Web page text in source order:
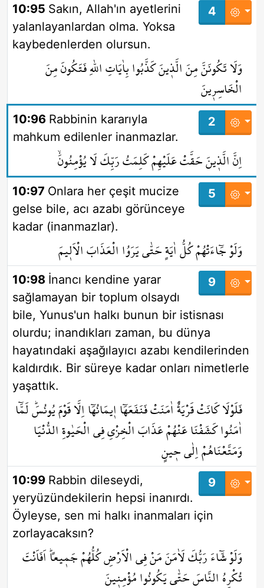
4
10:95 Sakın, Allah'ın ayetlerini
yalanlayanlardan olma. Yoksa
kaybedenlerden olursun.
وَلَا تَكُونَنَّ مِنَ الَّذ۪ينَ كَذَّبُوا بِاٰيَاتِ اللّٰهِ فَتَكُونَ مِنَ
الْخَاسِر۪ينَ
2
10:96 Rabbinin kararıyla
mahkum edilenler inanmazlar.
اِنَّ الَّذ۪ينَ حَقَّتْ عَلَيْهِمْ كَلِمَتُ رَبِّكَ لَا يُؤْمِنُونَۙ
5
10:97 Onlara her çeşit mucize
gelse bile, acı azabı görünceye
kadar (inanmazlar).
وَلَوْ جَٓاءَتْهُمْ كُلُّ اٰيَةٍ حَتّٰى يَرَوُا الْعَذَابَ الْاَل۪يمَ
9
10:98 İnancı kendine yarar
sağlamayan bir toplum olsaydı
bile, Yunus'un halkı bunun bir istisnası
olurdu; inandıkları zaman, bu dünya
hayatındaki aşağılayıcı azabı kendilerinden
kaldırdık. Bir süreye kadar onları nimetlerle
yaşattık.
فَلَوْلَا كَانَتْ قَرْيَةٌ اٰمَنَتْ فَنَفَعَهَٓا ا۪يمَانُهَٓا اِلَّا قَوْمَ يُونُسَۜ لَمَّٓا
اٰمَنُوا كَشَفْنَا عَنْهُمْ عَذَابَ الْخِزْيِ فِي الْحَيٰوةِ الدُّنْيَا
وَمَتَّعْنَاهُمْ اِلٰى ح۪ينٍ
9
10:99 Rabbin dileseydi,
yeryüzündekilerin hepsi inanırdı.
Öyleyse, sen mi halkı inanmaları için
zorlayacaksın?
وَلَوْ شَٓاءَ رَبُّكَ لَاٰمَنَ مَنْ فِي الْاَرْضِ كُلُّهُمْ جَم۪يعاًۜ اَفَاَنْتَ
تُكْرِهُ النَّاسَ حَتّٰى يَكُونُوا مُؤْمِن۪ينَ